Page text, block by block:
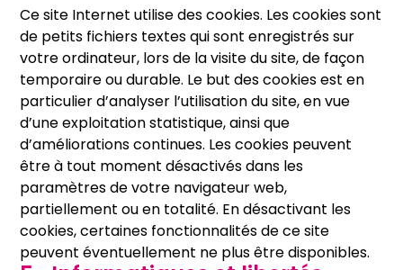
Ce site Internet utilise des cookies. Les cookies sont
de petits fichiers textes qui sont enregistrés sur
votre ordinateur, lors de la visite du site, de façon
temporaire ou durable. Le but des cookies est en
particulier d’analyser l’utilisation du site, en vue
d’une exploitation statistique, ainsi que
d’améliorations continues. Les cookies peuvent
être à tout moment désactivés dans les
paramètres de votre navigateur web,
partiellement ou en totalité. En désactivant les
cookies, certaines fonctionnalités de ce site
peuvent éventuellement ne plus être disponibles.